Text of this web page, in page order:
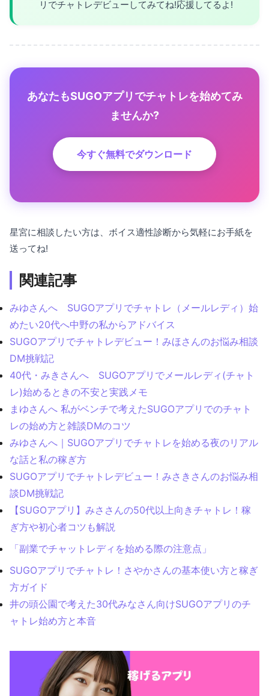
リでチャトレデビューしてみてね!応援してるよ!
あなたもSUGOアプリでチャトレを始めてみ
ませんか?
今すぐ無料でダウンロード
星宮に相談したい方は、ボイス適性診断から気軽にお手紙を
送ってね!
関連記事
みゆさんへ SUGOアプリでチャトレ（メールレディ）始
めたい20代へ中野の私からアドバイス
SUGOアプリでチャトレデビュー！みほさんのお悩み相談
DM挑戦記
40代・みきさんへ SUGOアプリでメールレディ(チャト
レ)始めるときの不安と実践メモ
まゆさんへ 私がベンチで考えたSUGOアプリでのチャト
レの始め方と雑談DMのコツ
みゆさんへ｜SUGOアプリでチャトレを始める夜のリアル
な話と私の稼ぎ方
SUGOアプリでチャトレデビュー！みさきさんのお悩み相
談DM挑戦記
【SUGOアプリ】みささんの50代以上向きチャトレ！稼
ぎ方や初心者コツも解説
「副業でチャットレディを始める際の注意点」
SUGOアプリでチャトレ！さやかさんの基本使い方と稼ぎ
方ガイド
井の頭公園で考えた30代みなさん向けSUGOアプリのチ
ャトレ始め方と本音